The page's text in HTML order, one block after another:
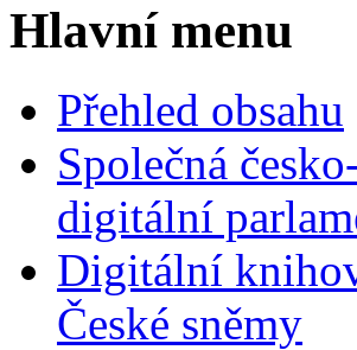
Hlavní menu
Přehled obsahu
Společná
digitální
Digitální
České sněmy